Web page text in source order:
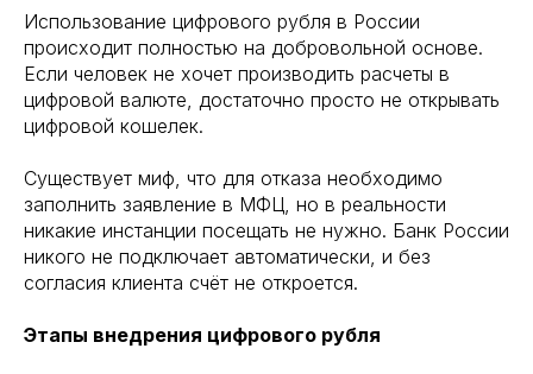
Использование цифрового рубля в России
происходит полностью на добровольной основе.
Если человек не хочет производить расчеты в
цифровой валюте, достаточно просто не открывать
цифровой кошелек.
Существует миф, что для отказа необходимо
заполнить заявление в МФЦ, но в реальности
никакие инстанции посещать не нужно. Банк России
никого не подключает автоматически, и без
согласия клиента счёт не откроется.
Этапы внедрения цифрового рубля